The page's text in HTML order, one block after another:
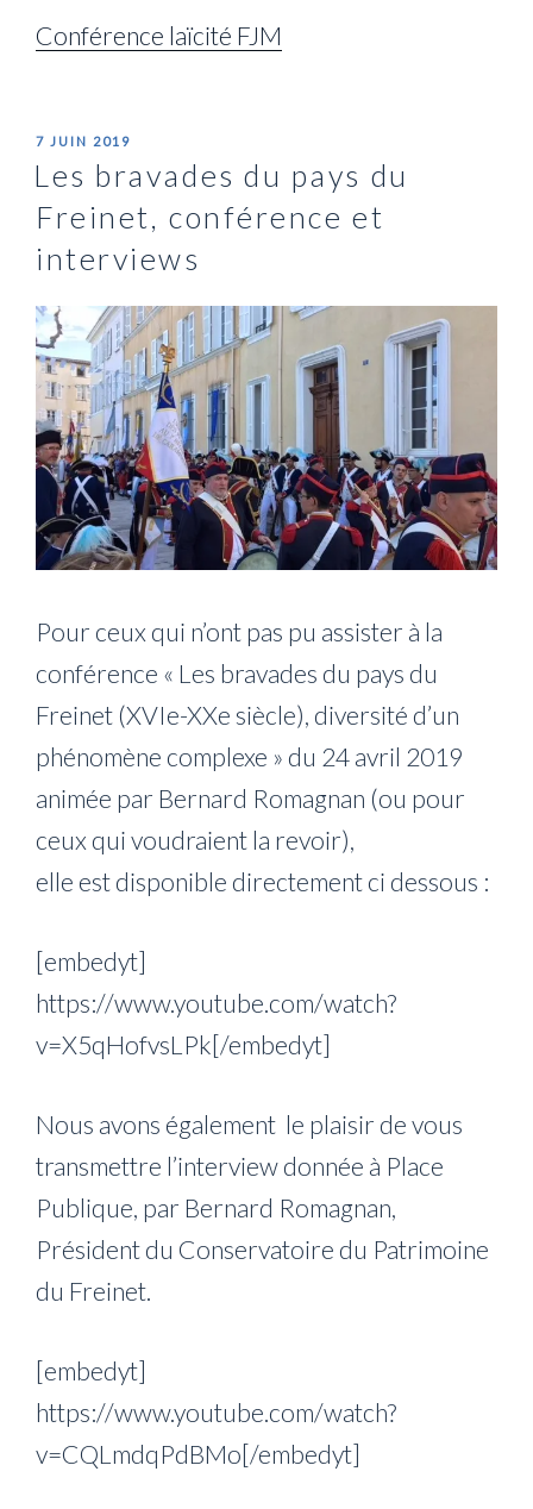
Conférence laïcité FJM
PUBLIÉ
7 JUIN 2019
Les bravades du pays du
Freinet, conférence et
interviews
Pour ceux qui n’ont pas pu assister à la
conférence « Les bravades du pays du
Freinet (XVIe-XXe siècle), diversité d’un
phénomène complexe » du 24 avril 2019
animée par Bernard Romagnan (ou pour
ceux qui voudraient la revoir),
elle est disponible directement ci dessous :
[embedyt]
https://www.youtube.com/watch?
v=X5qHofvsLPk[/embedyt]
Nous avons également le plaisir de vous
transmettre l’interview donnée à Place
Publique, par Bernard Romagnan,
Président du Conservatoire du Patrimoine
du Freinet.
[embedyt]
https://www.youtube.com/watch?
v=CQLmdqPdBMo[/embedyt]